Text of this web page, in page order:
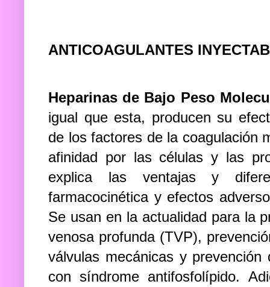
ANTICOAGULANTES
Heparinas de Bajo Peso
igual que esta, producen su
de los factores de la coagulación
afinidad por las células y las
explica las ventajas y
farmacocinética y efectos
Se usan en la actualidad para la
venosa profunda (TVP),
válvulas mecánicas y
con síndrome antifosfolípido.